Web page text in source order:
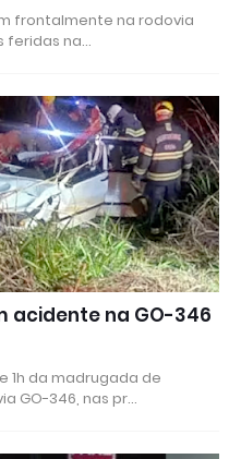
frontalmente na rodovia
feridas na…
acidente na GO-346
1h da madrugada de
GO-346, nas pr…